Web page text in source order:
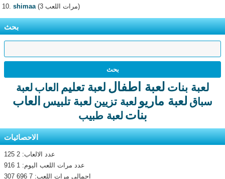
shimaa
(3 مرات اللعب)
بحث
لعبة بنات لعبة اطفال لعبة تعليم العاب لعبة
سباق لعبة ماريو لعبة تزيين لعبة تلبيس العاب
بنات لعبة طبيب
الاحصائيات
عدد الالعاب: 2 125
عدد مرات اللعب اليوم: 1 916
اجمالى مرات اللعب: 7 696 307